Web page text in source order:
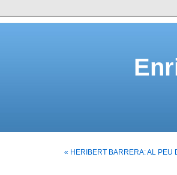
« HERIBERT BARRERA: AL PEU